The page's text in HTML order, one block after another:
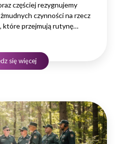
częściej rezygnujemy
czynności na rzecz
które przejmują rutynę
— wpływa
się więcej